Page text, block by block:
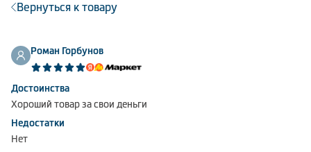
Плиты
Встраиваемая техника
Малая бытовая техника
Вернуться к товару
Роман Горбунов
Достоинства
Хороший товар за свои деньги
Недостатки
Нет